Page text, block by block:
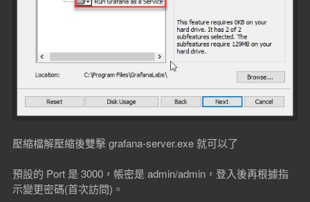
壓縮檔解壓縮後雙擊 grafana-server.exe 就可以了
預設的 Port 是 3000，帳密是 admin/admin，登入後再根據指
示變更密碼(首次訪問)。